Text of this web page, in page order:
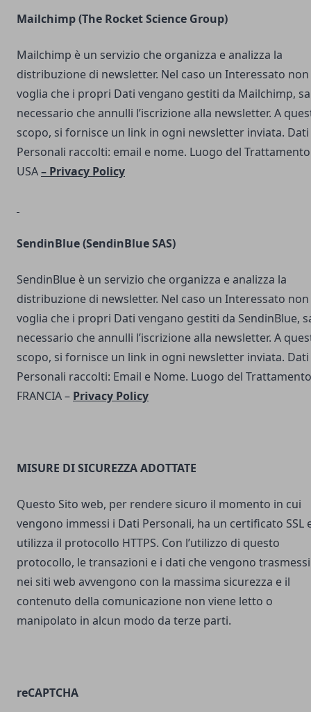
Mailchimp (The Rocket Science Group)
Mailchimp è un servizio che organizza e analizza la
distribuzione di newsletter. Nel caso un Interessato non
voglia che i propri Dati vengano gestiti da Mailchimp,
necessario che annulli l’iscrizione alla newsletter. A
scopo, si fornisce un link in ogni newsletter inviata. Dati
Personali raccolti: email e nome. Luogo del
USA– Privacy Policy
SendinBlue(SendinBlue SAS)
SendinBlue è un servizio che organizza e analizza la
distribuzione di newsletter. Nel caso un Interessato non
voglia che i propri Dati vengano gestiti da SendinBlue,
necessario che annulli l’iscrizione alla newsletter. A
scopo, si fornisce un link in ogni newsletter inviata. Dati
Personali raccolti: Email e Nome. Luogo del
FRANCIA – Privacy Policy
MISURE DI SICUREZZA ADOTTATE
Questo Sito web, per rendere sicuro il momento in cui
vengono immessi i Dati Personali, ha un certificato SSL
utilizza il protocollo HTTPS. Con l’utilizzo di questo
protocollo, le transazioni e i dati che vengono trasmessi
nei siti web avvengono con la massima sicurezza e il
contenuto della comunicazione non viene letto o
manipolato in alcun modo da terze parti.
reCAPTCHA